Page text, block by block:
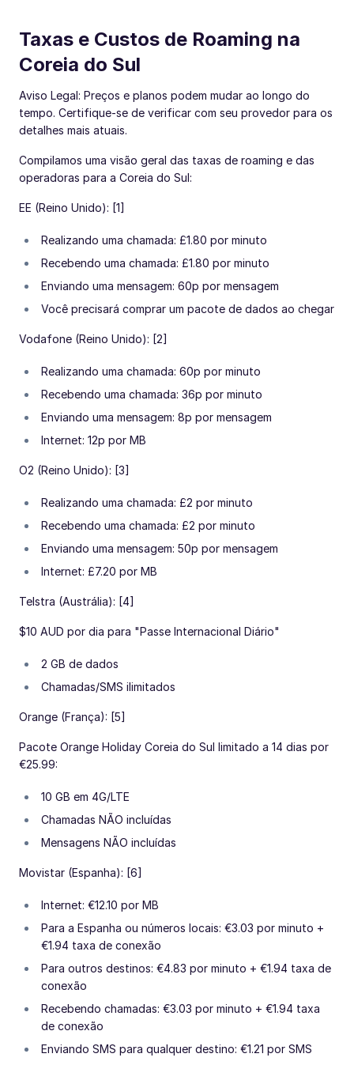
Taxas e Custos de Roaming na
Coreia do Sul
Aviso Legal: Preços e planos podem mudar ao longo do
tempo. Certifique-se de verificar com seu provedor para os
detalhes mais atuais.
Compilamos uma visão geral das taxas de roaming e das
operadoras para a Coreia do Sul:
EE (Reino Unido): [1]
Realizando uma chamada: £1.80 por minuto
Recebendo uma chamada: £1.80 por minuto
Enviando uma mensagem: 60p por mensagem
Você precisará comprar um pacote de dados ao chegar
Vodafone (Reino Unido): [2]
Realizando uma chamada: 60p por minuto
Recebendo uma chamada: 36p por minuto
Enviando uma mensagem: 8p por mensagem
Internet: 12p por MB
O2 (Reino Unido): [3]
Realizando uma chamada: £2 por minuto
Recebendo uma chamada: £2 por minuto
Enviando uma mensagem: 50p por mensagem
Internet: £7.20 por MB
Telstra (Austrália): [4]
$10 AUD por dia para "Passe Internacional Diário"
2 GB de dados
Chamadas/SMS ilimitados
Orange (França): [5]
Pacote Orange Holiday Coreia do Sul limitado a 14 dias por
€25.99:
10 GB em 4G/LTE
Chamadas NÃO incluídas
Mensagens NÃO incluídas
Movistar (Espanha): [6]
Internet: €12.10 por MB
Para a Espanha ou números locais: €3.03 por minuto +
€1.94 taxa de conexão
Para outros destinos: €4.83 por minuto + €1.94 taxa de
conexão
Recebendo chamadas: €3.03 por minuto + €1.94 taxa
de conexão
Enviando SMS para qualquer destino: €1.21 por SMS